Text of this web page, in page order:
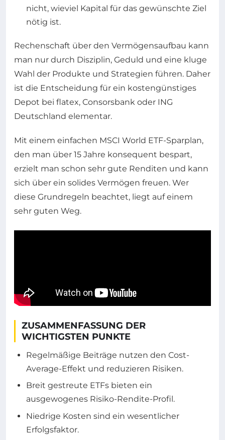
nicht, wieviel Kapital für das gewünschte Ziel
nötig ist.
Rechenschaft über den Vermögensaufbau kann
man nur durch Disziplin, Geduld und eine kluge
Wahl der Produkte und Strategien führen. Daher
ist die Entscheidung für ein kostengünstiges
Depot bei flatex, Consorsbank oder ING
Deutschland elementar.
Mit einem einfachen MSCI World ETF-Sparplan,
den man über 15 Jahre konsequent bespart,
erzielt man schon sehr gute Renditen und kann
sich über ein solides Vermögen freuen. Wer
diese Grundregeln beachtet, liegt auf einem
sehr guten Weg.
ZUSAMMENFASSUNG DER
WICHTIGSTEN PUNKTE
Regelmäßige Beiträge nutzen den Cost-
Average-Effekt und reduzieren Risiken.
Breit gestreute ETFs bieten ein
ausgewogenes Risiko-Rendite-Profil.
Niedrige Kosten sind ein wesentlicher
Erfolgsfaktor.